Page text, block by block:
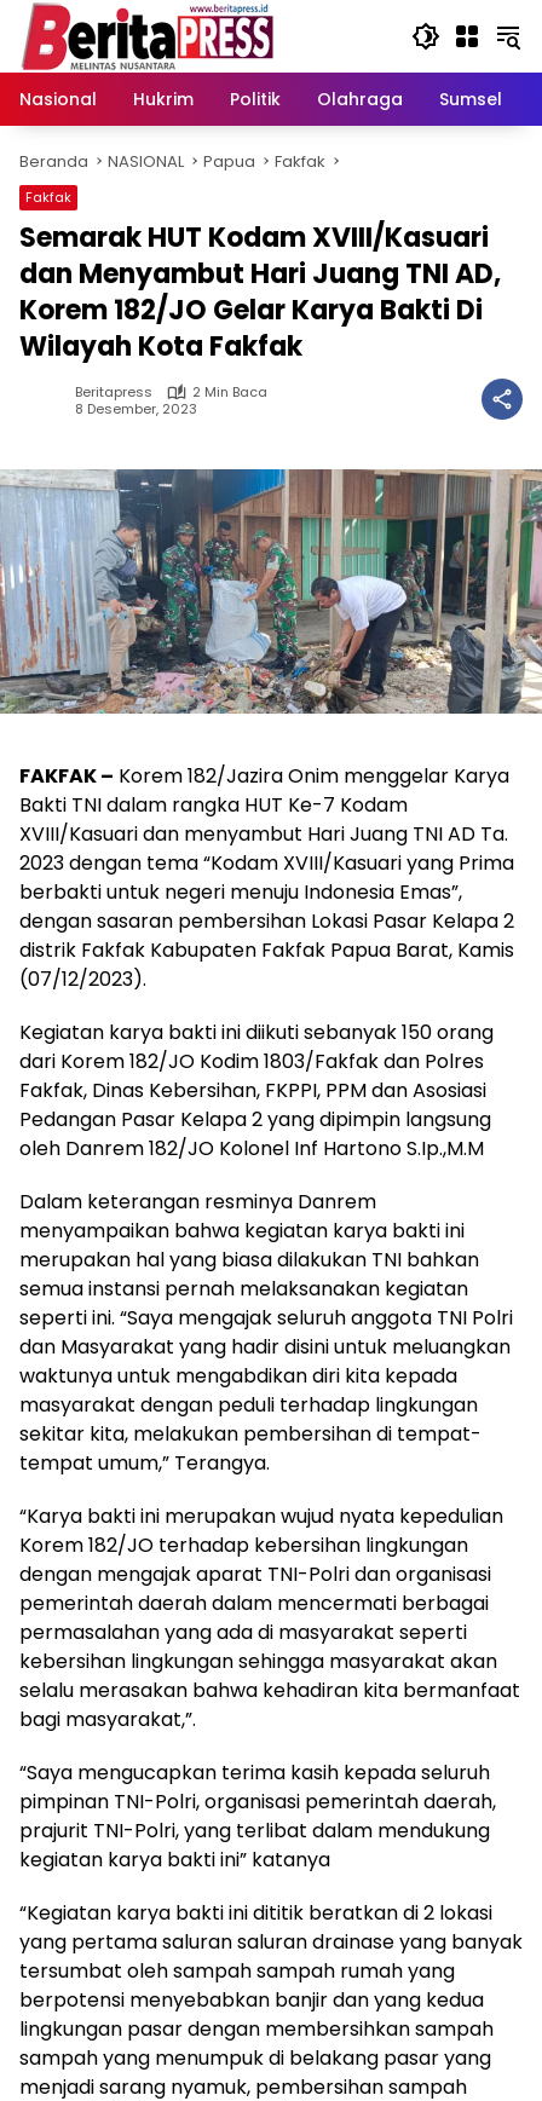
Langsung
konten
Nasional
Hukrim Politik Olahraga Sumsel
Beranda NASIONAL Papua Fakfak
Fakfak
Semarak HUT Kodam XVIII/Kasuari
dan Menyambut Hari Juang TNI AD,
Korem 182/JO Gelar Karya Bakti Di
Wilayah Kota Fakfak
Beritapress
2 Min Baca
8 Desember, 2023
FAKFAK – Korem 182/Jazira Onim menggelar Karya
Bakti TNI dalam rangka HUT Ke-7 Kodam
XVIII/Kasuari dan menyambut Hari Juang TNI AD Ta.
2023 dengan tema “Kodam XVIII/Kasuari yang Prima
berbakti untuk negeri menuju Indonesia Emas”,
dengan sasaran pembersihan Lokasi Pasar Kelapa 2
distrik Fakfak Kabupaten Fakfak Papua Barat, Kamis
(07/12/2023).
Kegiatan karya bakti ini diikuti sebanyak 150 orang
dari Korem 182/JO Kodim 1803/Fakfak dan Polres
Fakfak, Dinas Kebersihan, FKPPI, PPM dan Asosiasi
Pedangan Pasar Kelapa 2 yang dipimpin langsung
oleh Danrem 182/JO Kolonel Inf Hartono S.Ip.,M.M
Dalam keterangan resminya Danrem
menyampaikan bahwa kegiatan karya bakti ini
merupakan hal yang biasa dilakukan TNI bahkan
semua instansi pernah melaksanakan kegiatan
seperti ini. “Saya mengajak seluruh anggota TNI Polri
dan Masyarakat yang hadir disini untuk meluangkan
waktunya untuk mengabdikan diri kita kepada
masyarakat dengan peduli terhadap lingkungan
sekitar kita, melakukan pembersihan di tempat-
tempat umum,” Terangya.
“Karya bakti ini merupakan wujud nyata kepedulian
Korem 182/JO terhadap kebersihan lingkungan
dengan mengajak aparat TNI-Polri dan organisasi
pemerintah daerah dalam mencermati berbagai
permasalahan yang ada di masyarakat seperti
kebersihan lingkungan sehingga masyarakat akan
selalu merasakan bahwa kehadiran kita bermanfaat
bagi masyarakat,”.
“Saya mengucapkan terima kasih kepada seluruh
pimpinan TNI-Polri, organisasi pemerintah daerah,
prajurit TNI-Polri, yang terlibat dalam mendukung
kegiatan karya bakti ini” katanya
“Kegiatan karya bakti ini dititik beratkan di 2 lokasi
yang pertama saluran saluran drainase yang banyak
tersumbat oleh sampah sampah rumah yang
berpotensi menyebabkan banjir dan yang kedua
lingkungan pasar dengan membersihkan sampah
sampah yang menumpuk di belakang pasar yang
menjadi sarang nyamuk, pembersihan sampah